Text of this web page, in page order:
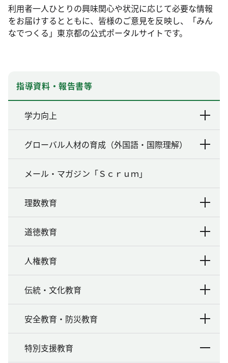
利用者一人ひとりの興味関心や状況に応じて必要な情報
をお届けするとともに、皆様のご意見を反映し、「みん
なでつくる」東京都の公式ポータルサイトです。
指導資料・報告書等
学力向上
グローバル人材の育成（外国語・国際理解）
メール・マガジン「Ｓｃｒｕｍ」
理数教育
道徳教育
人権教育
伝統・文化教育
安全教育・防災教育
特別支援教育